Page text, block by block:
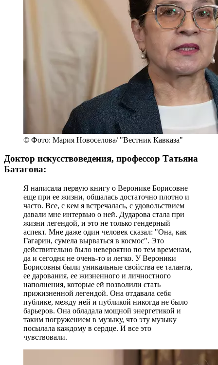
© Фото: Мария Новоселова/ "Вестник Кавказа"
Доктор искусствоведения, профессор Татьяна
Батагова:
Я написала первую книгу о Веронике Борисовне
еще при ее жизни, общалась достаточно плотно и
часто. Все, с кем я встречалась, с удовольствием
давали мне интервью о ней. Дударова стала при
жизни легендой, и это не только гендерный
аспект. Мне даже один человек сказал: "Она, как
Гагарин, сумела вырваться в космос". Это
действительно было невероятно по тем временам,
да и сегодня не очень-то и легко. У Вероники
Борисовны были уникальные свойства ее таланта,
ее дарования, ее жизненного и личностного
наполнения, которые ей позволили стать
прижизненной легендой. Она отдавала себя
публике, между ней и публикой никогда не было
барьеров. Она обладала мощной энергетикой и
таким погружением в музыку, что эту музыку
посылала каждому в сердце. И все это
чувствовали.